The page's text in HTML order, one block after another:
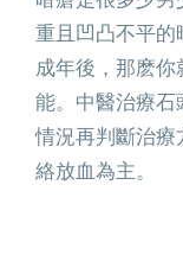
重且凹凸不平的
成年後，那麽
能。中醫治療石
情況再判斷治療
絡放血為主。